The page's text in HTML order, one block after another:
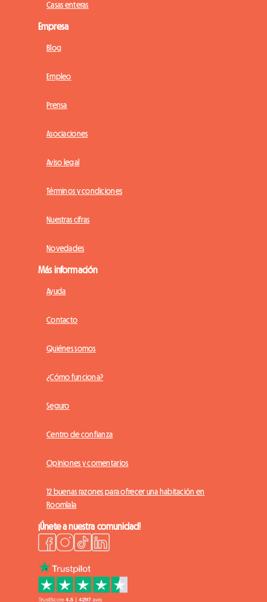
Casas enteras
Empresa
Blog
Empleo
Prensa
Asociaciones
Aviso legal
Términos y condiciones
Nuestras cifras
Novedades
Más información
Ayuda
Contacto
Quiénes somos
¿Cómo funciona?
Seguro
Centro de confianza
Opiniones y comentarios
12 buenas razones para ofrecer una habitación en
Roomlala
¡Únete a nuestra comunidad!